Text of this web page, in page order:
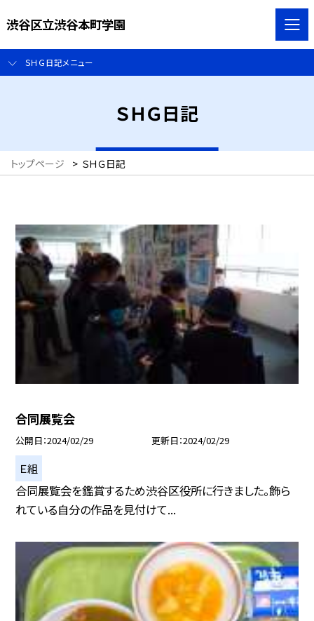
渋谷区立渋谷本町学園
ＳＨＧ日記メニュー
ＳＨＧ日記
トップページ > ＳＨＧ日記
合同展覧会
公開日 2024/02/29 更新日 2024/02/29
Ｅ組
合同展覧会を鑑賞するため渋谷区役所に行きました。飾ら
れている自分の作品を見付けて...